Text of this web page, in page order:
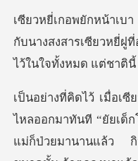
นางสงสารเซียวหยี่ฝู
เด็
แม่ก็ป่วยมานานแล้ว กิ